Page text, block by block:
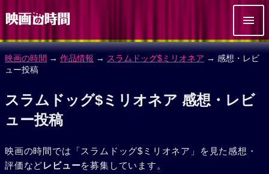
映画の時間 → 作品情報 → スラムドッグ$ミリオネア → 感想・レビ
ュー投稿
スラムドッグ$ミリオネア 感想・レビ
ュー投稿
映画の時間では「スラムドッグ$ミリオネア」を見た感想・
評価などレビューを募集しています。